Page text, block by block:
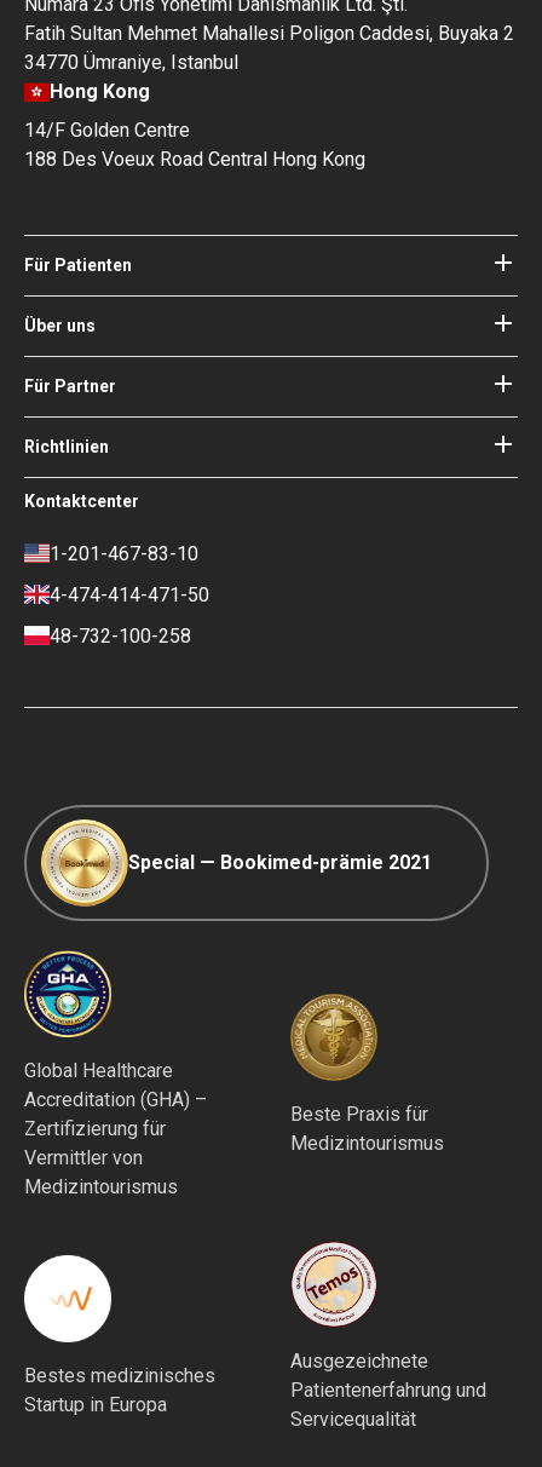
Fatih Sultan Mehmet Mahallesi Poligon Caddesi, Buyaka 2
34770 Ümraniye, Istanbul
Hong Kong
14/F Golden Centre
188 Des Voeux Road Central Hong Kong
Für Patienten
Kliniken
Ärzte
Blog
Anleitungen
Ihre Garantien
Über uns
Über Bookimed
Wie es funktioniert
Unsere Ärzte
Experte des Medizinischen
Beirats von Bookimed
Soziale Auswirkungen und Medien
Karriere
Kontakte
Für Partner
Ihr Krankenhaus hinzufügen
Login für Partner
Richtlinien
Nutzungsbedingungen
Datenschutzrichtlinie
Richtlinie überprüfen
Zahlungs- und
Anzahlungsbedingungen
Kontaktcenter
1-201-467-83-10
4-474-414-471-50
48-732-100-258
Special — Bookimed-prämie 2021
Global Healthcare
Accreditation (GHA) –
Zertifizierung für
Vermittler von
Medizintourismus
Beste Praxis für
Medizintourismus
Bestes medizinisches
Startup in Europa
Ausgezeichnete
Patientenerfahrung und
Servicequalität